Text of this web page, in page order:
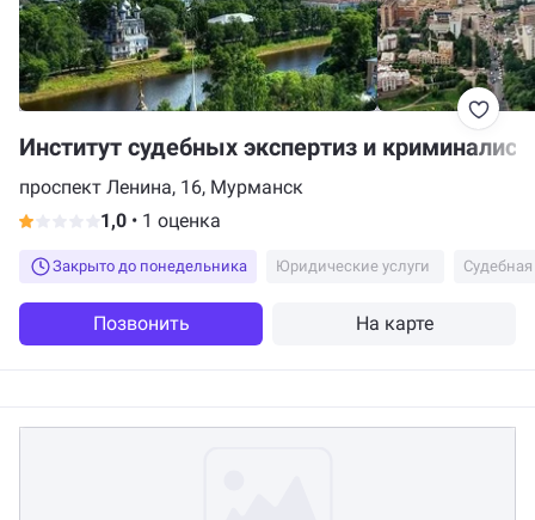
Институт судебных экспертиз и
проспект Ленина, 16, Мурманск
1,0 • 1 оценка
Закрыто до понедельника Юридические услуги
Позвонить На карте